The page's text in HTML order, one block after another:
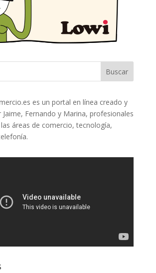
es un portal en línea creado y
Fernando y Marina, profesionales
áreas de comercio, tecnología,